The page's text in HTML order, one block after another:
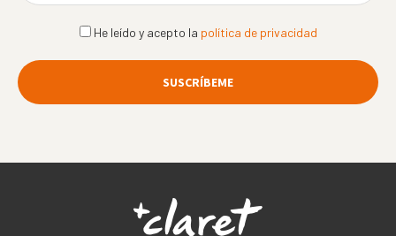
He leído y acepto la política de privacidad